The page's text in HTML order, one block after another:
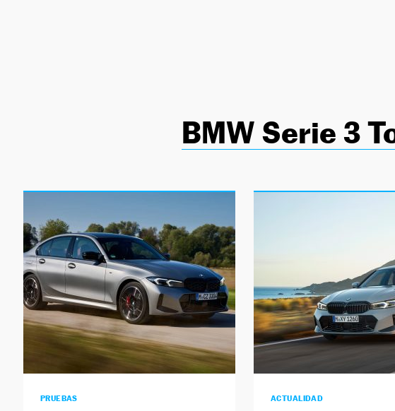
BMW Serie 3
PRUEBAS ACTUALIDAD